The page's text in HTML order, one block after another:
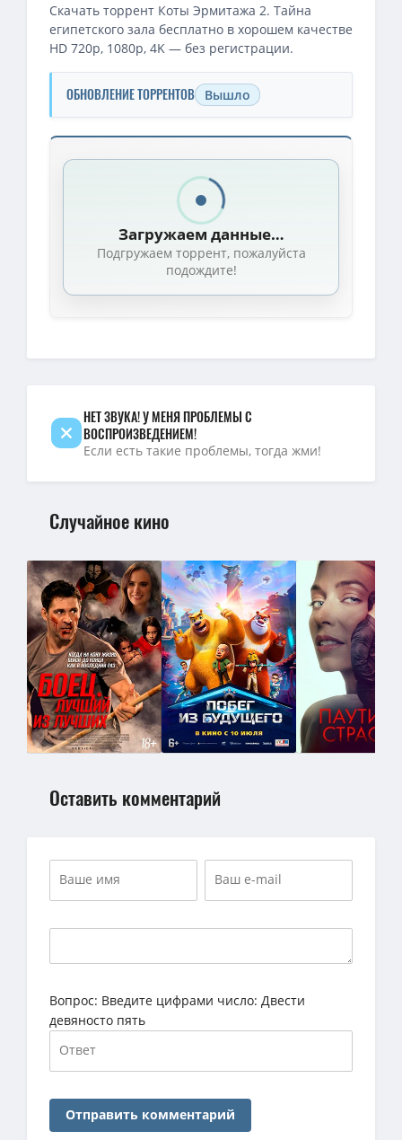
Скачать торрент Коты Эрмитажа 2. Тайна
египетского зала бесплатно в хорошем качестве
HD 720p, 1080p, 4K — без регистрации.
ОБНОВЛЕНИЕ ТОРРЕНТОВ Вышло
Скачать торрент — Коты Эрмитажа 2. Тайна египетского зала
1080p — Коты Эрмитажа 2. Тайна египетского зала (2026) WEB-
1080p — Коты Эрмитажа 2. Тайна египетского зала / 2026 / РУ,
Загружаем данные…
Подгружаем торрент, пожалуйста
подождите!
НЕТ ЗВУКА! У МЕНЯ ПРОБЛЕМЫ С
ВОСПРОИЗВЕДЕНИЕМ!
Если есть такие проблемы, тогда жми!
Случайное кино
Оставить комментарий
Вопрос: Введите цифрами число: Двести
девяносто пять
Отправить комментарий